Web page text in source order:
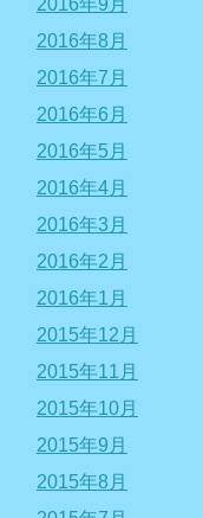
2016年9月
2016年8月
2016年7月
2016年6月
2016年5月
2016年4月
2016年3月
2016年2月
2016年1月
2015年12月
2015年11月
2015年10月
2015年9月
2015年8月